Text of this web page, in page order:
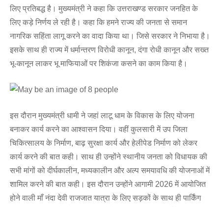
लिए प्रतिबद्ध है। मुख्यमंत्री ने कहा कि उत्तराखण्ड सरकार जनहित के
लिए कड़े निर्णय ले रही है। कहा कि हमने राज्य की जनता से समान
नागरिक सहिंता लागू करने का वादा किया था। जिसे सरकार ने निभाया है।
इसके साथ ही राज्य में धर्मान्तरण विरोधी कानून, दंगा रोधी कानून और सख्त
भू-कानून लाकर भू माफियाओं पर शिकंजा कसने का काम किया है।
इस दौरान मुख्यमंत्री धामी ने जहां लाटू धाम के विकास के लिए योजना
बनाकर कार्य करने का आश्वासन दिया। वहीं कुलसारी में उप जिला
चिकित्सालय के निर्माण, बाढ़ सुरक्षा कार्य और हेलीपेड निर्माण को लेकर
कार्य करने की बात कही। साथ ही उन्होंने स्थानीय जनता को विधायक की
सभी मांगों को दीर्घकालीन, मध्यकालीन और अल्प समयावधि की योजनाओं में
शामिल करने की बात कही। इस दौरान उन्होंने आगामी 2026 में आयोजित
होने वाली माँ नंदा देवी राजजात यात्रा के लिए सड़कों के साथ ही पार्किंग